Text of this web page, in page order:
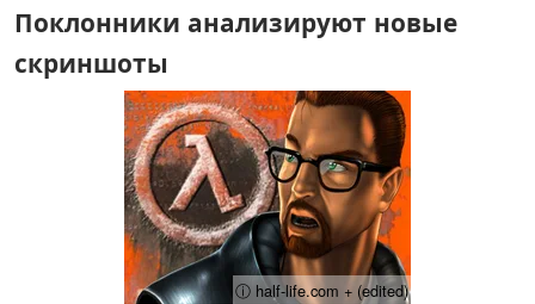
Поклонники анализируют новые
скриншоты
ⓘ half-life.com + (edited)